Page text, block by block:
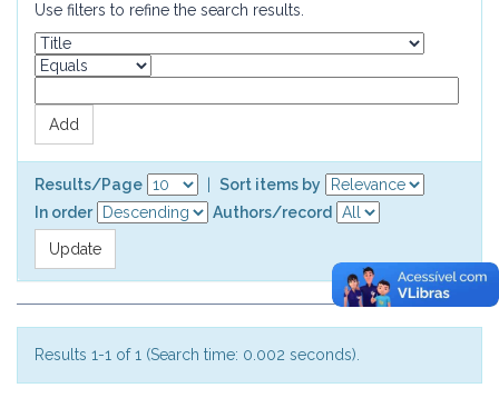
Use filters to refine the search results.
Results/Page
Sort items by
In order
Authors/record
Results 1-1 of 1 (Search time: 0.002 seconds).